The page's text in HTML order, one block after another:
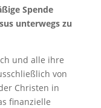
Spende
unterwegs zu
und alle ihre
von
Christen in
finanzielle